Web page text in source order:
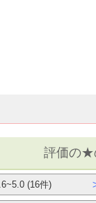
る ＞
評価の★
(16件)